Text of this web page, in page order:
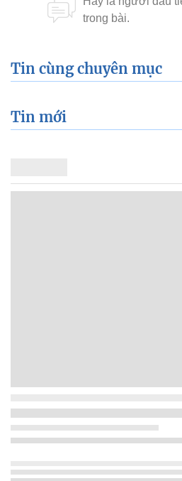
Tin cùng chuyên mục
Tin mới